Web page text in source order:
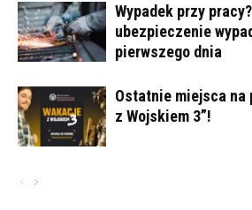
Wypadek przy
ubezpieczenie
pierwszego dnia
Ostatnie miejsca na
z Wojskiem 3”!